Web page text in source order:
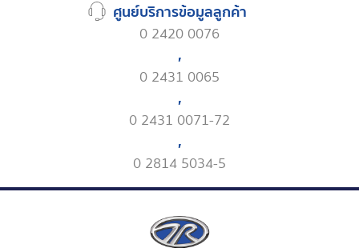
ศูนย์บริการข้อมูลลูกค้า
0 2420 0076
,
0 2431 0065
,
0 2431 0071-72
,
0 2814 5034-5